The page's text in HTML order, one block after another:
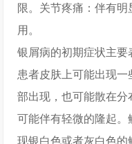
限。关节疼痛：伴有
用。
银屑病的初期症状主
患者皮肤上可能出现
部出现，也可能散在分
可能伴有轻微的隆起。
现银白色或者灰白色